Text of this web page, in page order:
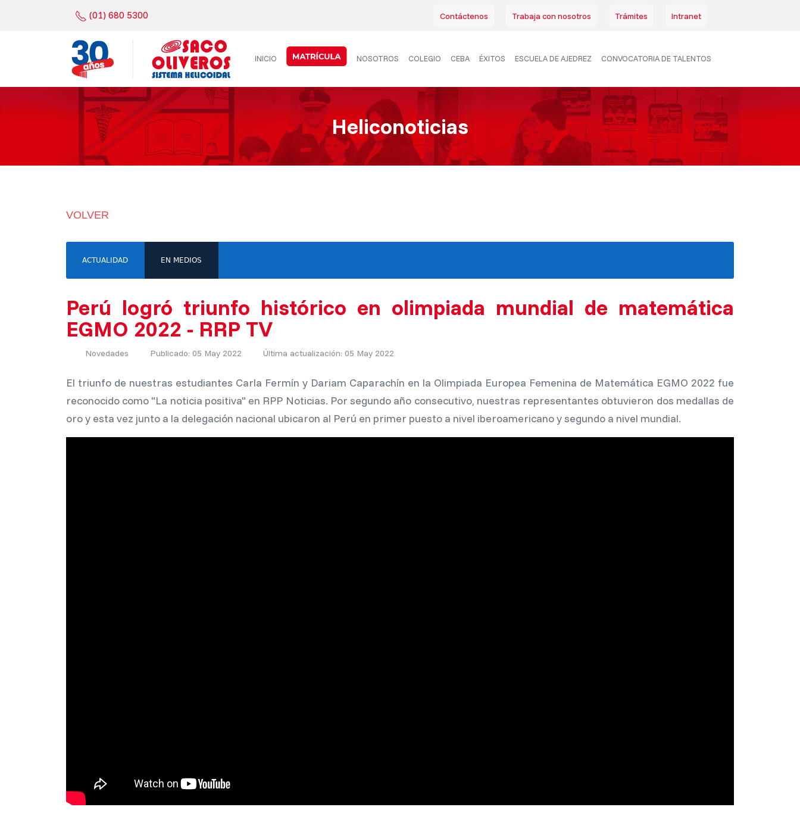
(01) 680 5300 Contáctenos Trabaja con nosotros Trámites Intranet
INICIO NOSOTROS COLEGIO CEBA ÉXITOS ESCUELA DE AJEDREZ CONVOCATORIA DE TALENTOS
Heliconoticias
VOLVER
ACTUALIDAD EN MEDIOS
Perú logró triunfo histórico en olimpiada mundial de matemática
EGMO 2022 - RRP TV
Novedades Publicado: 05 May 2022 Última actualización: 05 May 2022
El triunfo de nuestras estudiantes Carla Fermín y Dariam Caparachín en la Olimpiada Europea Femenina de Matemática EGMO 2022 fue
reconocido como "La noticia positiva" en RPP Noticias. Por segundo año consecutivo, nuestras representantes obtuvieron dos medallas de
oro y esta vez junto a la delegación nacional ubicaron al Perú en primer puesto a nivel iberoamericano y segundo a nivel mundial.